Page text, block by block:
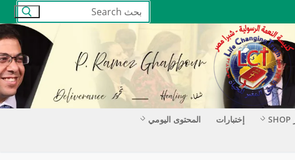
البحث
عن:
إختبارات
المحتوى اليومي